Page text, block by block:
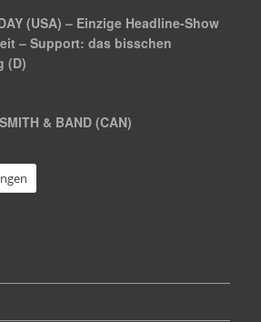
(USA) – Einzige Headline-Show
– Support: das bisschen
(D)
& BAND (CAN)